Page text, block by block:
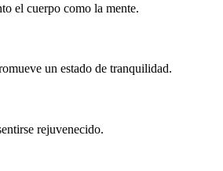
el cuerpo como la mente.
un estado de tranquilidad.
rejuvenecido.